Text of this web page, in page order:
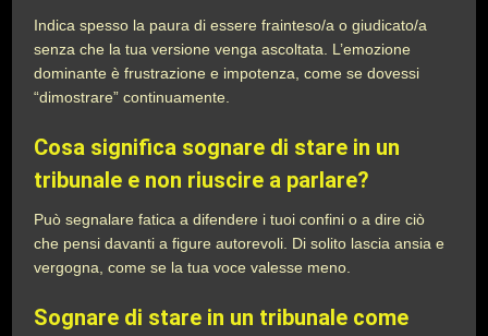
Indica spesso la paura di essere frainteso/a o giudicato/a
senza che la tua versione venga ascoltata. L’emozione
dominante è frustrazione e impotenza, come se dovessi
“dimostrare” continuamente.
Cosa significa sognare di stare in un
tribunale e non riuscire a parlare?
Può segnalare fatica a difendere i tuoi confini o a dire ciò
che pensi davanti a figure autorevoli. Di solito lascia ansia e
vergogna, come se la tua voce valesse meno.
Sognare di stare in un tribunale come